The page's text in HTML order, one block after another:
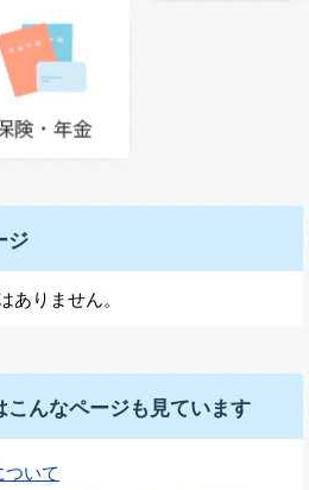
ジ
ありません。
こんなページも見ています
ついて